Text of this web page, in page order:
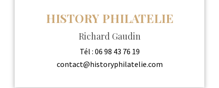
HISTORY PHILATELIE
Richard Gaudin
Tél : 06 98 43 76 19
contact@historyphilatelie.com